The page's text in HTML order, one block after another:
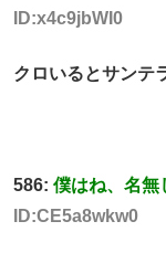
ID:x4c9jbWI0
クロいるとサンテ
586: 僕はね、名無
ID:CE5a8wkw0